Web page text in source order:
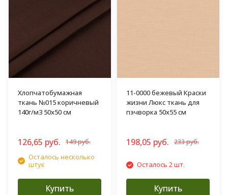
Хлопчатобумажная
ткань №015 коричневый
140г/м3 50х50 см
126,65 руб. 149 руб.
Осталось несколько
штук
Купить
11-0000 бежевый Краски
жизни Люкс ткань для
пэчворка 50х55 см
198,05 руб. 233 руб.
Осталось 2 шт.
Купить